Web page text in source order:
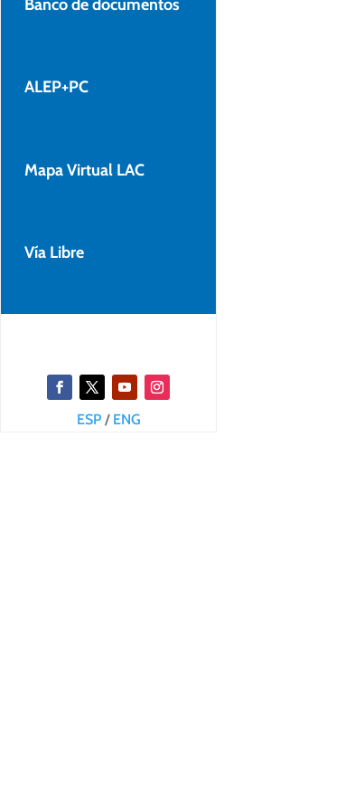
Banco de documentos
ALEP+PC
Mapa Virtual LAC
Vía Libre
ESP/ ENG